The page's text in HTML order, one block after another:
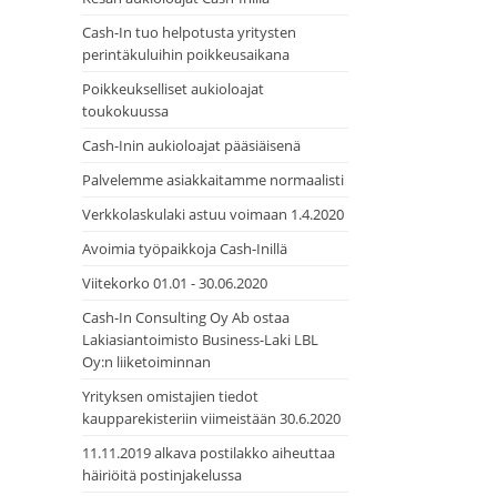
Cash-In tuo helpotusta yritysten
perintäkuluihin poikkeusaikana
Poikkeukselliset aukioloajat
toukokuussa
Cash-Inin aukioloajat pääsiäisenä
Palvelemme asiakkaitamme normaalisti
Verkkolaskulaki astuu voimaan 1.4.2020
Avoimia työpaikkoja Cash-Inillä
Viitekorko 01.01 - 30.06.2020
Cash-In Consulting Oy Ab ostaa
Lakiasiantoimisto Business-Laki LBL
Oy:n liiketoiminnan
Yrityksen omistajien tiedot
kaupparekisteriin viimeistään 30.6.2020
11.11.2019 alkava postilakko aiheuttaa
häiriöitä postinjakelussa